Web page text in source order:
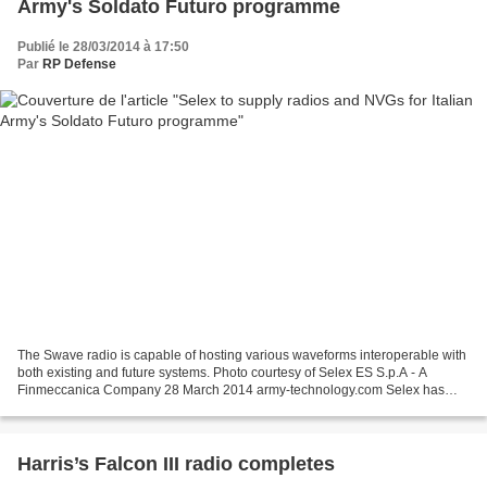
Army's Soldato Futuro programme
Publié le 28/03/2014 à 17:50
Par RP Defense
The Swave radio is capable of hosting various waveforms interoperable with
both existing and future systems. Photo courtesy of Selex ES S.p.A - A
Finmeccanica Company 28 March 2014 army-technology.com Selex has
Harris’s Falcon III radio completes